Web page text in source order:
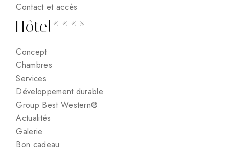
Contact et accès
Hôtel****
Concept
Chambres
Services
Développement durable
Group Best Western®
Actualités
Galerie
Bon cadeau